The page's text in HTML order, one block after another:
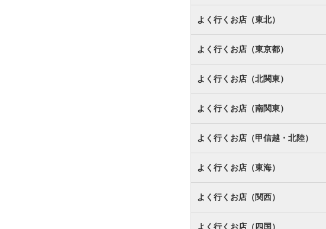
よく行くお店（東北）
よく行くお店（東京都）
よく行くお店（北関東）
よく行くお店（南関東）
よく行くお店（甲信越・北陸）
よく行くお店（東海）
よく行くお店（関西）
よく行くお店（四国）